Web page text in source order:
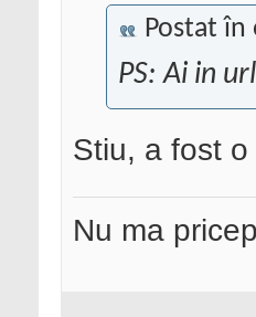
Postat în
PS: Ai in
Stiu, a fost
Nu ma